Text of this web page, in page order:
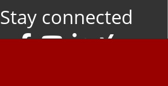
Stay connected